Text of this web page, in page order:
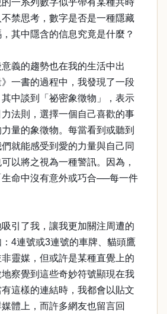
一系列數字似乎帶有某種共時
禁思考，數字是否是一種隱藏
其中隱含的信息究竟是什麼？
義的趨勢也在我的生活中出
一書的過程中，我發現了一段
中談到「祕密象徵物」，表示
法則，選擇一個自己喜歡的事
量的象徵物。每當看到或聽到
就能感受到愛的力量與自己同
以將之視為一種警訊。因為，
命中沒有意外或巧合──每一件
引了我，讓我更加關注周遭的
4連號或3連號的車牌、貓頭鷹
靈媒，但或許是某種直覺上的
察覺到這些奇妙符號顯現在我
這樣的連結時，我都會以貼文
體上，而許多網友也留言回